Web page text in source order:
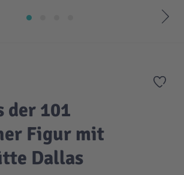
Zur
der 101
Figur mit
Dallas